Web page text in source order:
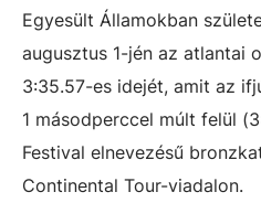
Egyesült Államokban
augusztus 1-jén az atlantai
3:35.57-es idejét, amit az
1 másodperccel múlt felül
Festival elnevezésű
Continental Tour-viadalon.